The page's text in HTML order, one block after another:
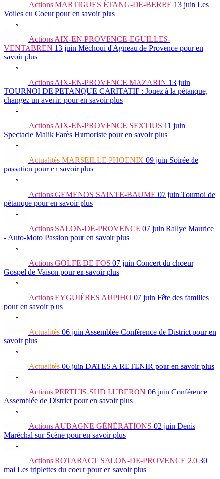
Actions MARTIGUES ÉTANG-DE-BERRE 13 juin Les
Voiles du Coeur pour en savoir plus
Actions AIX-EN-PROVENCE-EGUILLES-
VENTABREN 13 juin Méchoui d'Agneau de Provence pour en
savoir plus
Actions AIX-EN-PROVENCE MAZARIN 13 juin
TOURNOI DE PETANQUE CARITATIF : Jouez à la pétanque,
changez un avenir. pour en savoir plus
Actions AIX-EN-PROVENCE SEXTIUS 11 juin
Spectacle Malik Farès Humoriste pour en savoir plus
Actualités MARSEILLE PHOENIX 09 juin Soirée de
passation pour en savoir plus
Actions GEMENOS SAINTE-BAUME 07 juin Tournoi de
pétanque pour en savoir plus
Actions SALON-DE-PROVENCE 07 juin Rallye Maurice
- Auto-Moto Passion pour en savoir plus
Actions GOLFE DE FOS 07 juin Concert du choeur
Gospel de Vaison pour en savoir plus
Actions EYGUIÈRES AUPIHO 07 juin Fête des familles
pour en savoir plus
Actualités 06 juin Assemblée Conférence de District pour en
savoir plus
Actualités 06 juin DATES A RETENIR pour en savoir plus
Actions PERTUIS-SUD LUBERON 06 juin Conférence
Assemblée de District pour en savoir plus
Actions AUBAGNE GÉNÉRATIONS 02 juin Denis
Maréchal sur Scéne pour en savoir plus
Actions ROTARACT SALON-DE-PROVENCE 2.0 30
mai Les triplettes du coeur pour en savoir plus